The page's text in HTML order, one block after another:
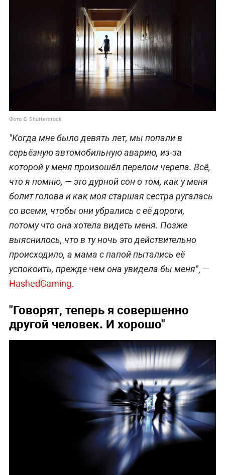
Фото © Shutterstock
"Когда мне было девять лет, мы попали в
серьёзную автомобильную аварию, из-за
которой у меня произошёл перелом черепа. Всё,
что я помню, — это дурной сон о том, как у меня
болит голова и как моя старшая сестра ругалась
со всеми, чтобы они убрались с её дороги,
потому что она хотела видеть меня. Позже
выяснилось, что в ту ночь это действительно
происходило, а мама с папой пытались её
успокоить, прежде чем она увидела бы меня", —
HashedGaming.
"Говорят, теперь я совершенно
другой человек. И хорошо"